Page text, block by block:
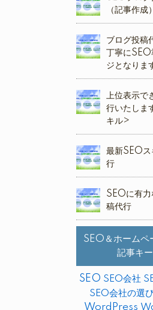
（記事作
ブログ投稿
丁寧にSEO
ジとなりま
上位表示で
行いたしま
キル>
最新SEOス
行
SEOに有力
稿代行
SEO＆ホーム
記事キ
SEO SEO会社
SEO会社の選
WordPress